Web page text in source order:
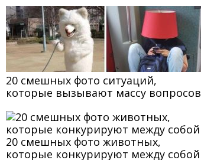
20 смешных фото ситуаций,
которые вызывают массу вопросов
20 смешных фото животных,
которые конкурируют между собой